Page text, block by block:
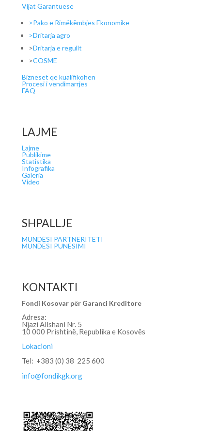
Vijat Garantuese
>Pako e Rimëkëmbjes Ekonomike
>Dritarja agro
>Dritarja e regullt
>COSME
Bizneset që kualifikohen
Procesi i vendimarrjes
FAQ
LAJME
Lajme
Publikime
Statistika
Infografika
Galeria
Video
SHPALLJE
MUNDËSI PARTNERITETI
MUNDËSI PUNËSIMI
KONTAKTI
Fondi Kosovar për Garanci Kreditore
Adresa:
Njazi Alishani Nr. 5
10 000 Prishtinë, Republika e Kosovës
Lokacioni
Tel: +383 (0) 38 225 600
info@fondikgk.org